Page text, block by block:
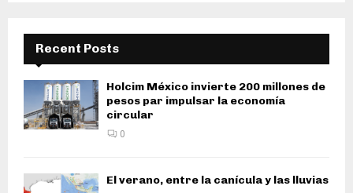
Recent Posts
Holcim México invierte 200 millones de
pesos par impulsar la economía
circular
0
El verano, entre la canícula y las lluvias